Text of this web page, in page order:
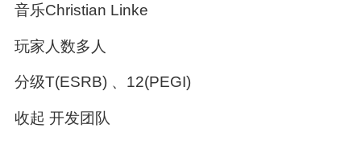
音乐Christian Linke
玩家人数多人
分级T(ESRB) 、12(PEGI)
收起 开发团队